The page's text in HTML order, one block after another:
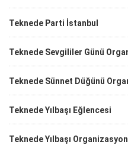
Teknede Parti İstanbul
Teknede Sevgililer Günü
Teknede Sünnet Düğünü
Teknede Yılbaşı Eğlencesi
Teknede Yılbaşı